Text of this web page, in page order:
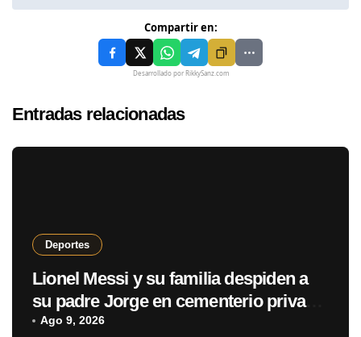
Compartir en:
Desarrollado por RikkySanz.com
Entradas relacionadas
Deportes
Lionel Messi y su familia despiden a
su padre Jorge en cementerio privado
de Rosario
Ago 9, 2026